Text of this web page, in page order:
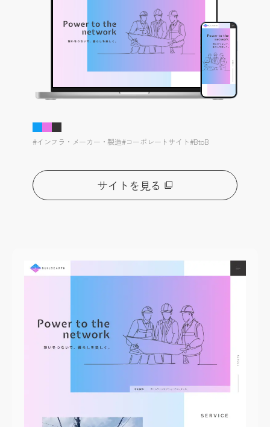
#インフラ・メーカー・製造#コーポレートサイト#BtoB
サイトを見る